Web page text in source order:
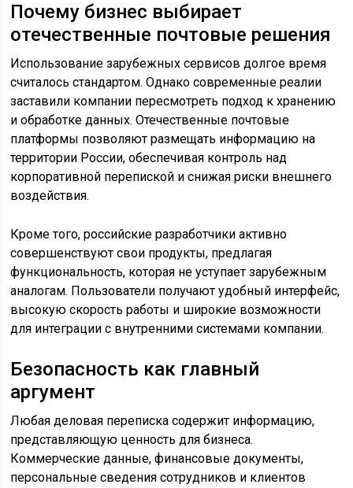
Почему бизнес выбирает
отечественные почтовые решения
Использование зарубежных сервисов долгое время
считалось стандартом. Однако современные реалии
заставили компании пересмотреть подход к хранению
и обработке данных. Отечественные почтовые
платформы позволяют размещать информацию на
территории России, обеспечивая контроль над
корпоративной перепиской и снижая риски внешнего
воздействия.
Кроме того, российские разработчики активно
совершенствуют свои продукты, предлагая
функциональность, которая не уступает зарубежным
аналогам. Пользователи получают удобный интерфейс,
высокую скорость работы и широкие возможности
для интеграции с внутренними системами компании.
Безопасность как главный
аргумент
Любая деловая переписка содержит информацию,
представляющую ценность для бизнеса.
Коммерческие данные, финансовые документы,
персональные сведения сотрудников и клиентов